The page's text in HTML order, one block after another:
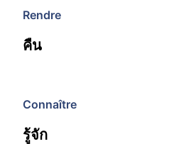
Rendre
คืน
Connaître
รู้จัก